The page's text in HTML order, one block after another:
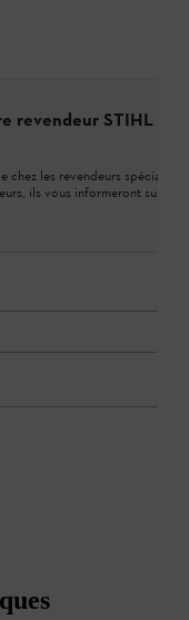
revendeur STIHL
les revendeurs spécialisés
ils vous informeront sur la